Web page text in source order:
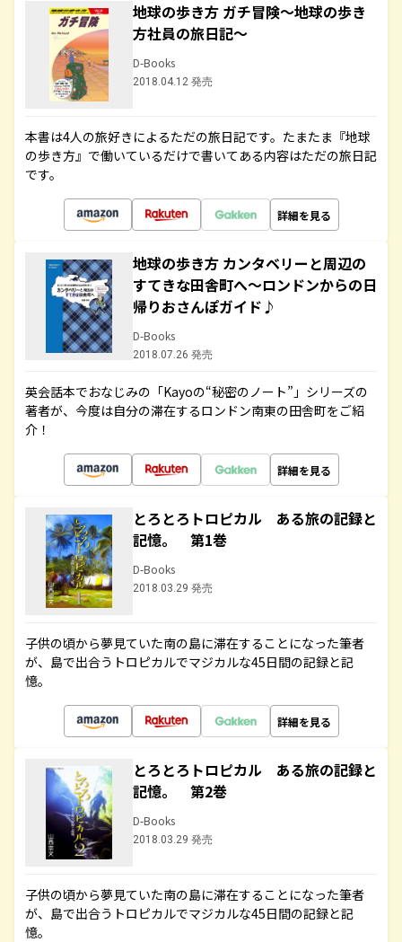
地球の歩き方 ガチ冒険～地球の歩き
方社員の旅日記～
D-Books
2018.04.12 発売
本書は4人の旅好きによるただの旅日記です。たまたま『地球
の歩き方』で働いているだけで書いてある内容はただの旅日記
です。
詳細を見る
地球の歩き方 カンタベリーと周辺の
すてきな田舎町へ～ロンドンからの日
帰りおさんぽガイド♪
D-Books
2018.07.26 発売
英会話本でおなじみの「Kayoの“秘密のノート”」シリーズの
著者が、今度は自分の滞在するロンドン南東の田舎町をご紹
介！
詳細を見る
とろとろトロピカル ある旅の記録と
記憶。 第1巻
D-Books
2018.03.29 発売
子供の頃から夢見ていた南の島に滞在することになった筆者
が、島で出合うトロピカルでマジカルな45日間の記録と記
憶。
詳細を見る
とろとろトロピカル ある旅の記録と
記憶。 第2巻
D-Books
2018.03.29 発売
子供の頃から夢見ていた南の島に滞在することになった筆者
が、島で出合うトロピカルでマジカルな45日間の記録と記
憶。